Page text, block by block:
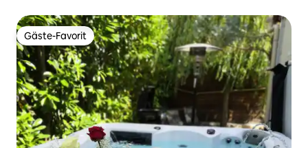
Gäste-Favorit
Gäste-Favorit